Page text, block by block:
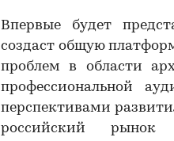
Впервые будет
создаст общую
проблем в области
профессиональной
перспективами
российский рынок